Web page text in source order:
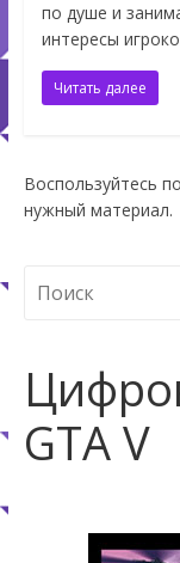
по душе и
интересы
Читать далее
Воспользуйтесь
нужный материал.
GTA V